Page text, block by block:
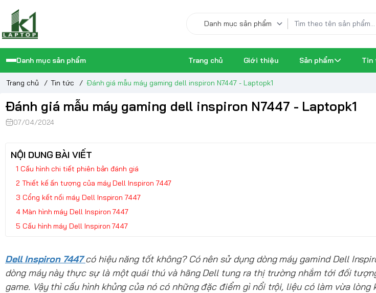
Danh mục sản phẩm Trang chủ Giới thiệu Sản phẩm Tin
Trang chủ / Tin tức / Đánh giá mẫu máy gaming dell inspiron N7447 - Laptopk1
Đánh giá mẫu máy gaming dell inspiron N7447 - Laptopk1
07/04/2024
NỘI DUNG BÀI VIẾT
Cấu hình chi tiết phiên bản đánh giá
Thiết kế ấn tượng của máy Dell Inspiron 7447
Cổng kết nối máy Dell Inspiron 7447
Màn hình máy Dell Inspiron 7447
Cấu hình máy Dell Inspiron 7447
Dell Inspiron 7447có hiệu năng tốt không? Có nên sử dụng dòng máy gamind Dell
dòng máy này thực sự là một quái thú và hãng Dell tung ra thị trường nhắm tới đối
game. Vậy thì cấu hình khủng của nó có những đặc điểm gì nổi trội, liệu có làm vừa lòng